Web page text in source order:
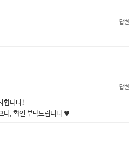
답변
답변
합니다!
니, 확인 부탁드립니다 ♥